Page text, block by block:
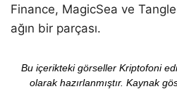
Finance, MagicSea ve
ağın bir parçası.
Bu içerikteki görseller Kriptofoni
olarak hazırlanmıştır. Kaynak